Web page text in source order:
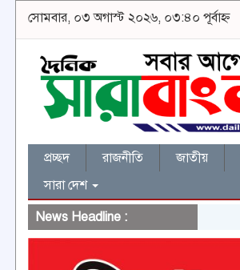
সোমবার, ০৩ অগাস্ট ২০২৬, ০৩:৪০ পূর্বাহ্ন
প্রচ্ছদ রাজনীতি জাতীয়
সারা দেশ
News Headline :